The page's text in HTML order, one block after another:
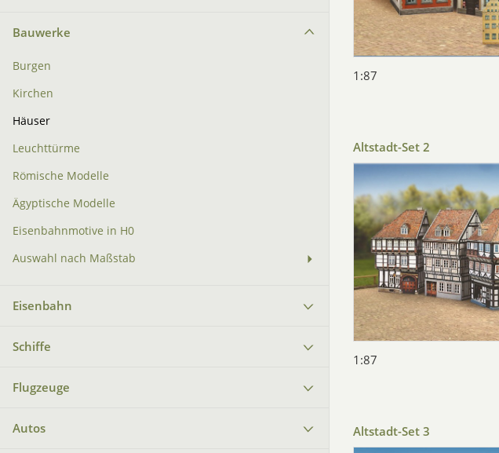
Bauwerke
Burgen
Kirchen
Häuser
Leuchttürme
Römische Modelle
Ägyptische Modelle
Eisenbahnmotive in H0
Auswahl nach Maßstab
Eisenbahn
Schiffe
Flugzeuge
Autos
1:87
Altstadt-Set 2
1:87
Altstadt-Set 3